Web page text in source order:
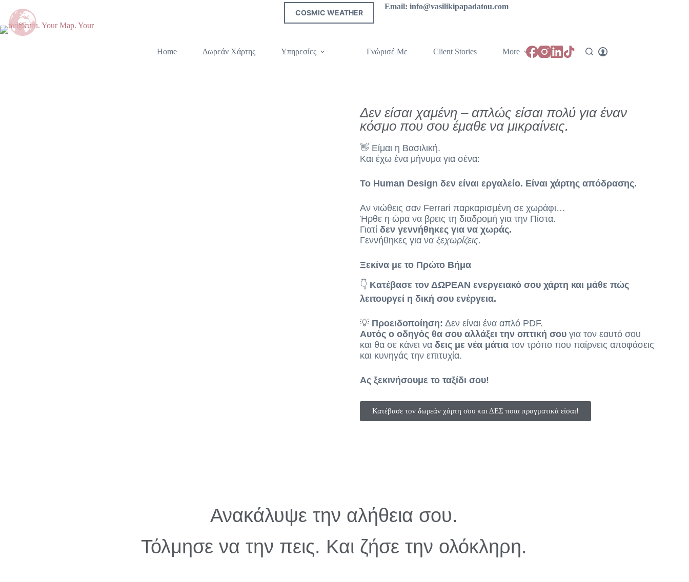
COSMIC WEATHER
Email: info@vasilikipapadatou.com
Home Δωρεάν Χάρτης Υπηρεσίες Γνώρισέ Με Client Stories More
Δεν είσαι χαμένη – απλώς είσαι πολύ για έναν
κόσμο που σου έμαθε να μικραίνεις.
👋 Είμαι η Βασιλική.
Και έχω ένα μήνυμα για σένα:
Το Human Design δεν είναι εργαλείο. Είναι χάρτης απόδρασης.
Αν νιώθεις σαν Ferrari παρκαρισμένη σε χωράφι…
Ήρθε η ώρα να βρεις τη διαδρομή για την Πίστα.
Γιατί δεν γεννήθηκες για να χωράς.
Γεννήθηκες για να ξεχωρίζεις.
Ξεκίνα με το Πρώτο Βήμα
👇 Κατέβασε τον ΔΩΡΕΑΝ ενεργειακό σου χάρτη και μάθε πώς
λειτουργεί η δική σου ενέργεια.
💡 Προειδοποίηση: Δεν είναι ένα απλό PDF.
Αυτός ο οδηγός θα σου αλλάξει την οπτική σου για τον εαυτό σου
και θα σε κάνει να δεις με νέα μάτια τον τρόπο που παίρνεις αποφάσεις
και κυνηγάς την επιτυχία.
Ας ξεκινήσουμε το ταξίδι σου!
Κατέβασε τον δωρεάν χάρτη σου και ΔΕΣ ποια πραγματικά είσαι!
Ανακάλυψε την αλήθεια σου.
Τόλμησε να την πεις. Και ζήσε την ολόκληρη.